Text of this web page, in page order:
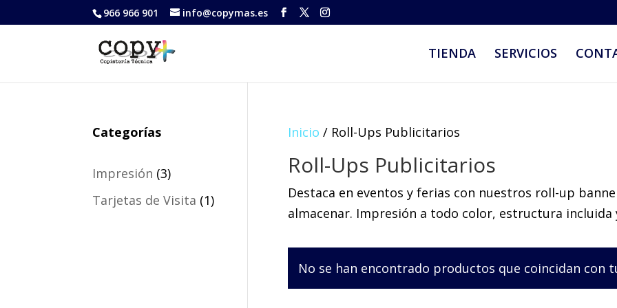
966 966 901 info@copymas.es
TIENDA SERVICIOS
Inicio / Roll-Ups Publicitarios
Roll-Ups Publicitarios
Destaca en eventos y ferias con nuestros roll-up
almacenar. Impresión a todo color, estructura
No se han encontrado productos que coincidan con
Categorías
Impresión 33
productos
Tarjetas de Visita 11